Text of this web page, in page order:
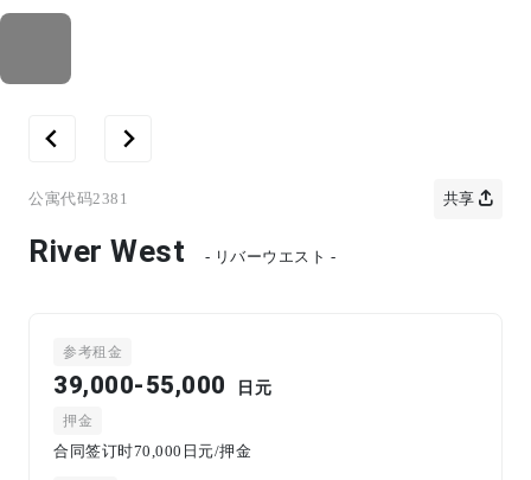
公寓代码2381 共享
River West - リバーウエスト -
参考租金
39,000-55,000 日元
押金
合同签订时70,000日元/押金